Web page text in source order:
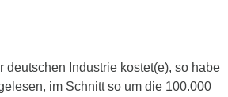
deutschen Industrie kostet(e), so habe
im Schnitt so um die 100.000